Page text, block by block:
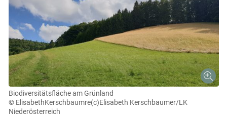
Biodiversitätsfläche am Grünland
© ElisabethKerschbaumre(c)Elisabeth Kerschbaumer/LK
Niederösterreich